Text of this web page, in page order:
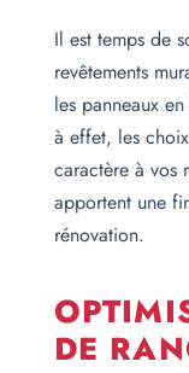
Il est temps de
revêtements
les panneaux
à effet, les
caractère à vos
apportent une
rénovation.
DE